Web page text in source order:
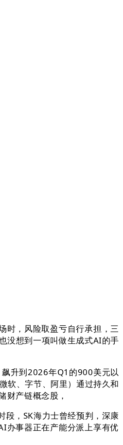
，风险取盈亏自行承担，三
没想到一项叫做生成式AI的手
升到2026年Q1的900美元以
软、字节、阿里）通过持久和
财产链概念股，
，SK海力士曾经预判，深康
办事器正在产能分派上享有优